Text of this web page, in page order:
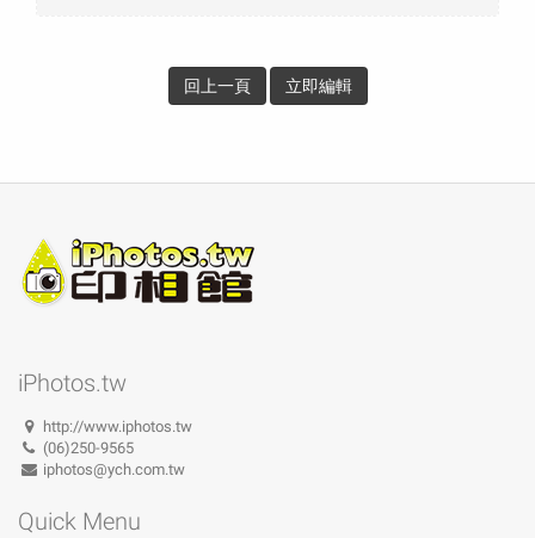
回上一頁 立即編輯
iPhotos.tw
http://www.iphotos.tw
(06)250-9565
iphotos@ych.com.tw
Quick Menu